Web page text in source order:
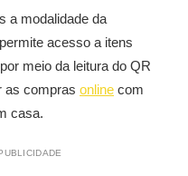
a modalidade da
acesso a itens
meio da leitura do QR
as compras online com
casa.